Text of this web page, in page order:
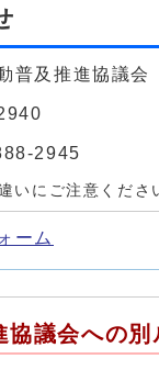
普及推進協議会
2945
いにご注意くださ
ーム
協議会への別